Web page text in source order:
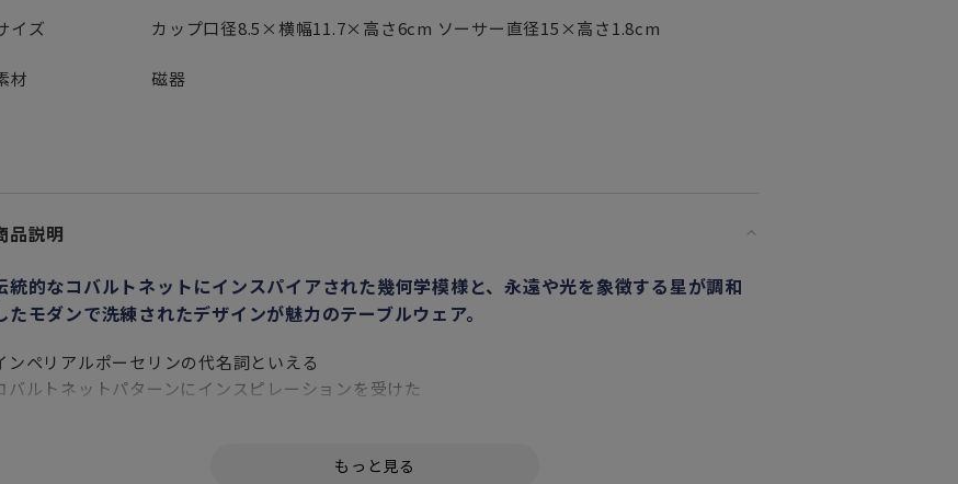
イズ カップ口径8.5×横幅11.7×高さ6cm ソーサー直径15×高さ1.8cm
材 磁器
品説明
統的なコバルトネットにインスパイアされた幾何学模様と、永遠や光を象徴する星が調和
たモダンで洗練されたデザインが魅力のテーブルウェア。
ンペリアルポーセリンの代名詞といえる
バルトネットパターンにインスピレーションを受けた
また色鮮やかなショッキングピンクと白の配色は